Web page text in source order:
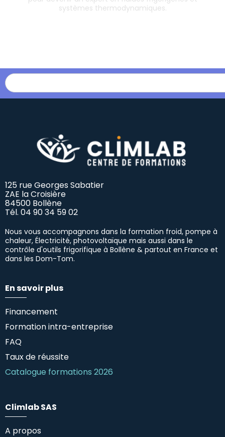
systèmes thermodynamiques.
125 rue Georges Sabatier
ZAE la Croisière
84500 Bollène
Tél. 04 90 34 59 02
Nous vous accompagnons dans la formation froid, pompe à
chaleur, Électricité, photovoltaïque mais aussi dans le
contrôle d'outils frigorifique à Bollène & partout en France et
dans les Dom-Tom.
En savoir plus
Financement
Formation intra-entreprise
FAQ
Taux de réussite
Catalogue formations 2026
Climlab SAS
A propos